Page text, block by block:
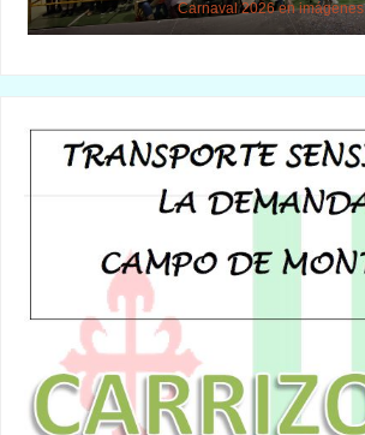
Carnaval 2026 en imágenes